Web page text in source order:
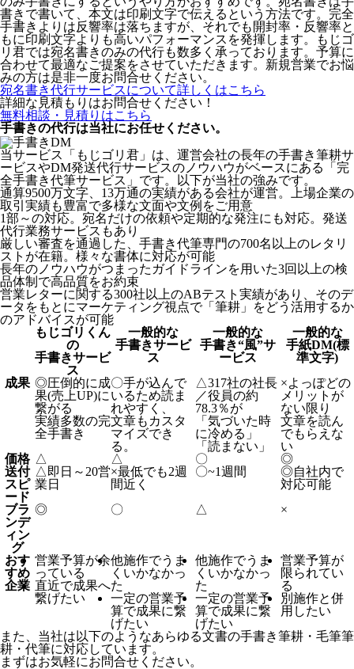
書きで書いて、本文は印刷文字で伝えるという方法です。完全
手書きよりは反響率は落ちますが、それでも開封率・反響率と
もに印刷文字よりも高いパフォーマンスを発揮します。もじゴ
リ君では宛名書きのみの代行も数多く承っております。予算に
合わせて最適なご提案をさせていただきます。新規営業でお悩
みの方は是非一度お問合せください。
宛名書き代行サービスについて詳しくはこちら
詳細な見積もりはお問合せください！
無料相談・見積りはこちら
手書きの代行は当社にお任せください。
当サービス「もじゴリ君」は、運営会社の長年の手書き筆耕サ
ービスやDM発送代行サービスのノウハウがベースにある「完
全手書き代筆サービス」です。以下が当社の強みです。
通算9500万文字、13万通の実績がある会社が運営。上場企業の
取引実績も豊富で多様な文面や文例をご用意
1部～の対応。宛名だけの依頼や定期的な発注にも対応。発送
代行業務サービスもあり
厳しい審査を通過した、手書き代筆専門の700名以上のレタリ
ストが在籍。様々な書体に対応が可能
長年のノウハウがつまったガイドラインを用いた3回以上の検
品体制で高品質をお約束
営業レターに関する300社以上のABテスト実績があり、そのデ
ータをもとにマーケティング視点で「筆耕」をどう活用するか
のアドバイスが可能
もじゴリくん
の
手書きサービ
ス
一般的な
手書きサービ
ス
一般的な
手書き“風”サ
ービス
一般的な
手紙DM(標
準文字)
成果 ◎圧倒的に成
果(売上UP)に
繋がる
実績多数の完
全手書き
〇手が込んで
いるため読ま
れやすく、
文章もカスタ
マイズでき
る。
△317社の社長
／役員の約
78.3％が
「気づいた時
に冷める」
「読まない」
×よっぽどの
メリットが
ない限り
文章を読ん
でもらえな
い
価格 △ △ 〇
◎
送付
スピ
ード
△ 即日～20営
業日
×最低でも2週
間近く
〇~1週間 ◎自社内で
対応可能
ブラ
ンデ
ィン
グ
◎ 〇 △ ×
おす
すめ
企業
営業予算が余
っている
直近で成果へ
繋げたい
他施作でうま
くいかなかっ
た
一定の営業予
算で成果に繋
げたい
他施作でうま
くいかなかっ
た
一定の営業予
算で成果に繋
げたい
営業予算が
限られてい
る
別施作と併
用したい
また、当社は以下のようなあらゆる文書の手書き筆耕・毛筆筆
耕・代筆に対応しています。
まずはお気軽にお問合せください。